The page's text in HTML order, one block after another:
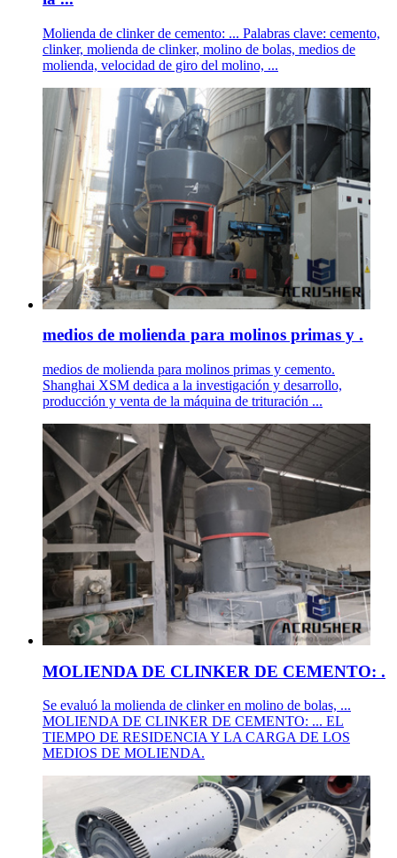
Molienda de clinker de cemento: ... Palabras clave: cemento,
clinker, molienda de clinker, molino de bolas, medios de
molienda, velocidad de giro del molino, ...
medios de molienda para molinos primas y .
medios de molienda para molinos primas y cemento.
Shanghai XSM dedica a la investigación y desarrollo,
producción y venta de la máquina de trituración ...
MOLIENDA DE CLINKER DE CEMENTO: .
Se evaluó la molienda de clinker en molino de bolas, ...
MOLIENDA DE CLINKER DE CEMENTO: ... EL
TIEMPO DE RESIDENCIA Y LA CARGA DE LOS
MEDIOS DE MOLIENDA.